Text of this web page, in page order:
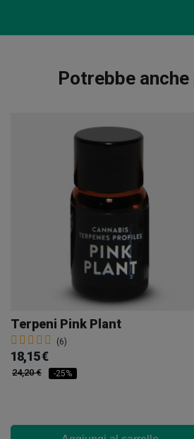
Potrebbe
Terpeni Pink Plant
(6)
18,15 €
24,20 € -25%